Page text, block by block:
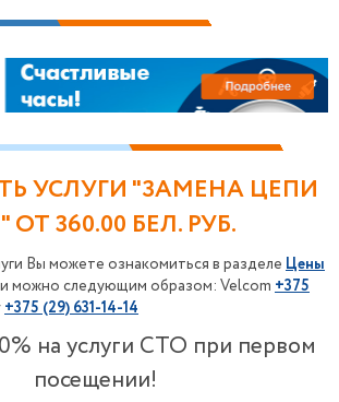
УСЛУГИ "ЗАМЕНА ЦЕПИ
ОТ360.00 БЕЛ. РУБ.
Вы можете ознакомиться в разделе Цены
можно следующим образом: Velcom +375
+375(29) 631-14-14
на услуги СТО при первом
посещении!